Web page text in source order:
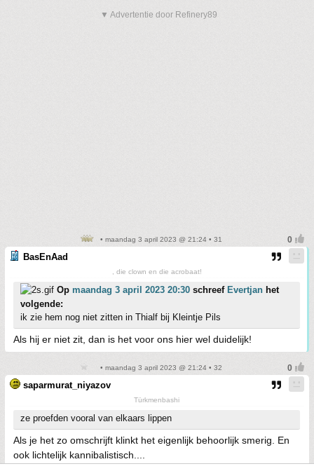
▼ Advertentie door Refinery89
• maandag 3 april 2023 @ 21:24 • 31
BasEnAad
, die clown en die acrobaat!
Op maandag 3 april 2023 20:30 schreef Evertjan het
volgende:
ik zie hem nog niet zitten in Thialf bij Kleintje Pils
Als hij er niet zit, dan is het voor ons hier wel duidelijk!
• maandag 3 april 2023 @ 21:24 • 32
saparmurat_niyazov
Türkmenbashi
ze proefden vooral van elkaars lippen
Als je het zo omschrijft klinkt het eigenlijk behoorlijk smerig. En
ook lichtelijk kannibalistisch....